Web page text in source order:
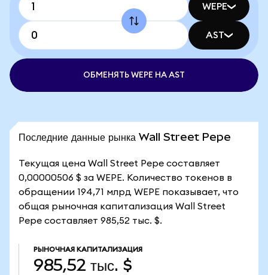
WEPE
AST
ОБМЕНЯТЬ WEPE НА AST
Последние данные рынка Wall Street Pepe
Текущая цена Wall Street Pepe составляет
0,00000506 $ за WEPE. Количество токенов в
обращении 194,71 млрд WEPE показывает, что
общая рыночная капитализация Wall Street
Pepe составляет 985,52 тыс. $.
РЫНОЧНАЯ КАПИТАЛИЗАЦИЯ
985,52 тыс. $